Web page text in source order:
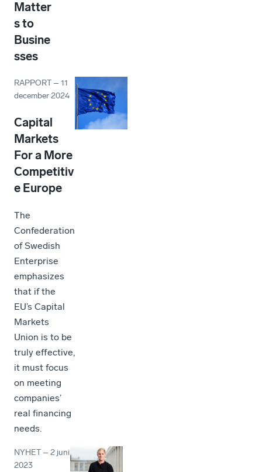
Matter
s to
Busine
sses
RAPPORT –11
december 2024
Capital
Markets
For a More
Competitiv
e Europe
The
Confederation
of Swedish
Enterprise
emphasizes
that if the
EU’s Capital
Markets
Union is to be
truly effective,
it must focus
on meeting
companies’
real financing
needs.
NYHET –2 juni
2023